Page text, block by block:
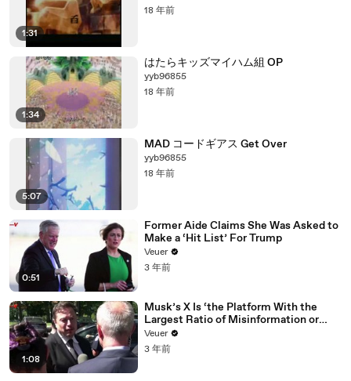
1:31
18 年前
1:34
はたらキッズマイハム組 OP
yyb96855
18 年前
5:07
MAD コードギアス Get Over
yyb96855
18 年前
0:51
Former Aide Claims She Was Asked to
Make a ‘Hit List’ For Trump
Veuer
3 年前
1:08
Musk’s X Is ‘the Platform With the
Largest Ratio of Misinformation or
Disinformation’ Amongst All Social
Media Platforms
Veuer
3 年前